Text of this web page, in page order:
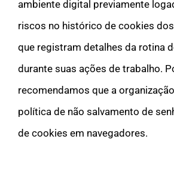
ambiente digital previamente
riscos no histórico de cookies
que registram detalhes da rotina
durante suas ações de trabalho.
recomendamos que a
política de não salvamento de
de cookies em navegadores.